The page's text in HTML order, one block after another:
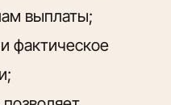
выплаты;
фактическое